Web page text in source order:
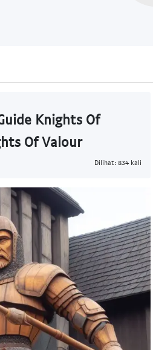
Knights Of
Of Valour
Dilihat: 834 kali